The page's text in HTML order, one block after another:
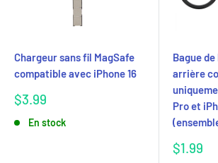
Chargeur sans fil MagSafe
compatible avec iPhone 16
Prix
$3.99
En stock
Bague
arrière
Pro et
Prix
$1.99